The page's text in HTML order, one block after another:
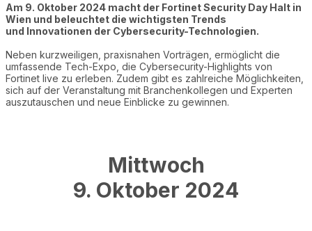
Am 9. Oktober 2024 macht der Fortinet Security Day Halt in
Wien und beleuchtet die wichtigsten Trends
und Innovationen der Cybersecurity-Technologien.
Neben kurzweiligen, praxisnahen Vorträgen, ermöglicht die
umfassende Tech-Expo, die Cybersecurity-Highlights von
Fortinet live zu erleben. Zudem gibt es zahlreiche Möglichkeiten,
sich auf der Veranstaltung mit Branchenkollegen und Experten
auszutauschen und neue Einblicke zu gewinnen.
Mittwoch
9. Oktober 2024